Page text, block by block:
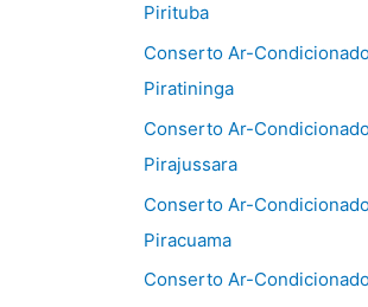
Pirituba
Conserto Ar-
Piratininga
Conserto Ar-
Pirajussara
Conserto Ar-
Piracuama
Conserto Ar-